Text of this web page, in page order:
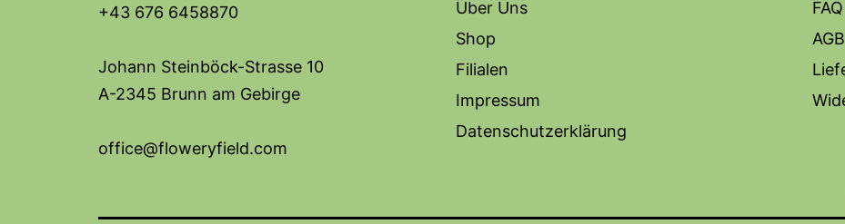
+43 676 6458870
Johann Steinböck-Strasse 10
A-2345 Brunn am Gebirge
office@floweryfield.com
Über Uns
Shop
Filialen
Impressum
Datenschutzerklärung
FAQ
AGB